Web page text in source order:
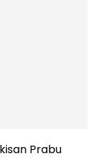
Prabu